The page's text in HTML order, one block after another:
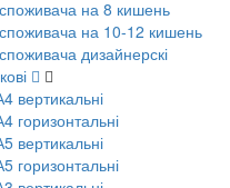
на 8 кишень
на 10-12 кишень
дизайнерскі
вертикальні
горизонтальні
вертикальні
горизонтальні